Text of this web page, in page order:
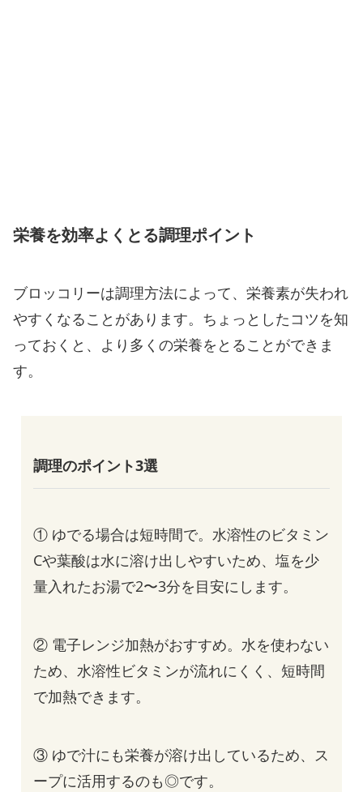
栄養を効率よくとる調理ポイント
ブロッコリーは調理方法によって、栄養素が失われ
やすくなることがあります。ちょっとしたコツを知
っておくと、より多くの栄養をとることができま
す。
調理のポイント3選
① ゆでる場合は短時間で。水溶性のビタミン
Cや葉酸は水に溶け出しやすいため、塩を少
量入れたお湯で2〜3分を目安にします。
② 電子レンジ加熱がおすすめ。水を使わない
ため、水溶性ビタミンが流れにくく、短時間
で加熱できます。
③ ゆで汁にも栄養が溶け出しているため、ス
ープに活用するのも◎です。